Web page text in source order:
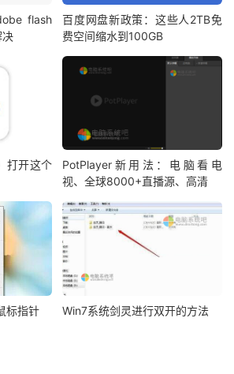
flash
决
百度网盘新政策：这些人2TB免
费空间缩水到100GB
打开这个
PotPlayer新用法：电脑看电
视、全球8000+直播源、高清
标指针 Win7系统剑灵进行双开的方法